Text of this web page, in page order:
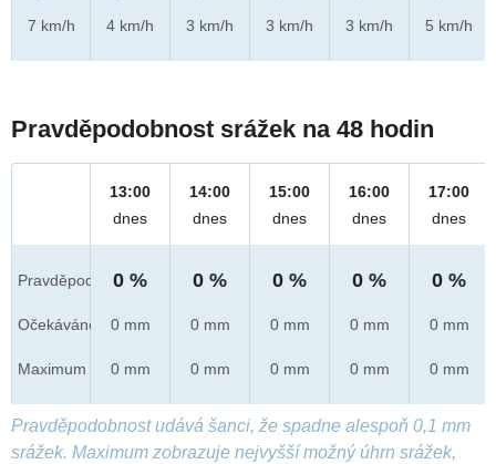
7 km/h
4 km/h
3 km/h
3 km/h
3 km/h
5 km/h
Pravděpodobnost srážek na 48 hodin
Pravděpod.
Očekáváno
Maximum
13:00
dnes
0 %
0 mm
0 mm
14:00
dnes
0 %
0 mm
0 mm
15:00
dnes
0 %
0 mm
0 mm
16:00
dnes
0 %
0 mm
0 mm
17:00
dnes
0 %
0 mm
0 mm
Pravděpodobnost udává šanci, že spadne alespoň 0,1 mm
srážek. Maximum zobrazuje nejvyšší možný úhrn srážek,